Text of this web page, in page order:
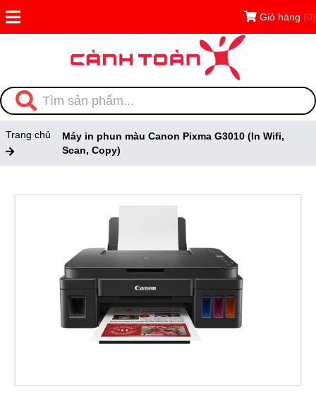
Giỏ hàng (0)
Trang chủ
Máy in phun màu Canon Pixma G3010 (In Wifi,
Scan, Copy)